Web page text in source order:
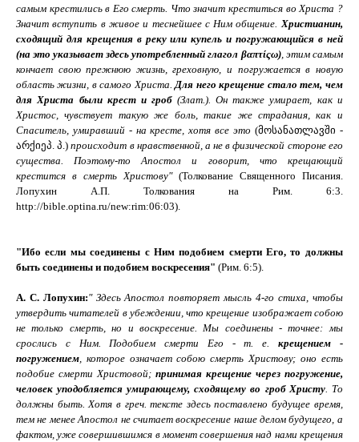
самым крестились в Его смерть. Что значит креститься во Христа ?
Значит вступить в живое и теснейшее с Ним общение. Христианин,
сходящий для крещения в реку или купель и погружающийся в ней
(на это указывает здесь употребленный глагол βαπτίςω), этим самым
кончает свою прежнюю жизнь, греховную, и погружается в новую
область жизни, в самого Христа. Для него крещение стало тем, чем
для Христа были крест и гроб(Злат.). Он также умирает, как и
Христос, чувствует такую же боль, такие же страдания, как и
Спаситель, умиравший - на кресте, хотя все это (მოსანათლავში -
არქიეპ. პ.)происходит в нравственной, а не в физической стороне его
существа. Поэтому-то Апостол и говорит, что крещающий
крестится в смерть Христову"(Толкование Священного Писания.
Лопухин А.П. Толкования на Рим. 6:3.
http://bible optina ru/new:rim:06:03).
"Ибо если мы соединены с Ним подобием смерти Его, то должны
быть соединены и подобием воскресения" (Рим. 6:5).
А. С. Лопухин:" Здесь Апостол повторяет мысль 4-го стиха, чтобы
утвердить читателей в убеждении, что крещение изображает собою
не только смерть, но и воскресение.
Мы соединены - точнее: мы
срослись с Ним.
Подобием смерти Его - т. е. крещением -
погружением , которое означает собою смерть Христову; оно есть
подобие смерти Христовой; принимая крещение через погружение,
человек уподобляется умирающему, сходящему во гроб Христу. То
должны быть. Хотя в греч. тексте здесь поставлено будущее время,
тем не менее Апостол не считает воскресение наше делом будущего, а
фактом, уже совершившимся в момент совершения над нами крещения